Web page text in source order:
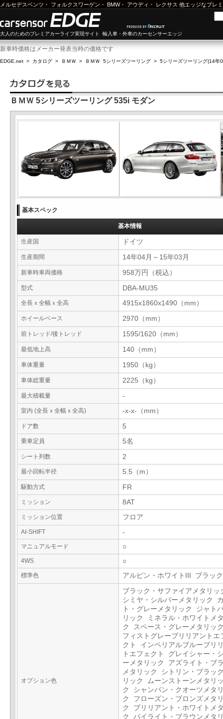
メルセデスベンツ ・ フォルクスワーゲン ・ BMW・ アウディ ・ レクサス 他エッジなプレ
大人のためのプレミアカーライフ実現サイト 輸入車・外車のカーセンサーエッジ
新車時価格はメーカー発表当時の価格です
EDGE.net > カタログ > ＢＭＷ > ＢＭＷ 5シリーズツーリング > 5シリーズツーリング(14年
ＢＭＷ 5シリーズツーリング 535i モダン
基本スペック
基本情報
生産国 ドイツ
生産期間 14年04月～15年03月
新車時車両価格 958万円（税込）
型式 DBA-MU35
全長ｘ全幅ｘ全高 4915x1860x1490（mm）
ホイールベース 2970（mm）
前トレッド/後トレッド 1595/1620（mm）
最低地上高 140（mm）
車体重量 1950（kg）
車体総重量 2225（kg）
最大積載量 -
室内 (全長ｘ全幅ｘ全高) -x-x-（mm）
ドア数 5
乗車定員 5名
シート列数 2
最小回転半径 5.5（m）
駆動方式 FR
ミッション 8AT
ミッション位置 フロア
AI-SHIFT -
マニュアルモード ○
4WS ○
標準色 アルピン・ホワイトIII ブラッ
オプション色
ブラック・サファイアメタリ
シミヤ・シルバーメタリック
ト・グレーメタリック ジャト
リック ミネラル・ホワイトメ
ク スペース・グレーメタリッ
フィストグレーブリリアントエ
クト インペリアルブルーブリ
トエフェクト グレイシャー・
ーメタリック アズライト・ブ
メタリック シトリン・ブラッ
リック ムーンストーンメタリ
ク シャンパン・クオーツメタ
ク フローズン・ブロンズメタ
ク ブリリアント・ホワイトメ
ク パイライト・ブラウンメタ